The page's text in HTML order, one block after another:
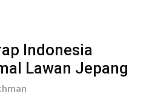
Indonesia
Lawan Jepang